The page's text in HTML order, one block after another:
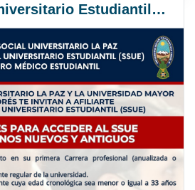
Seguro Social Universitario Estudiantil SSUE